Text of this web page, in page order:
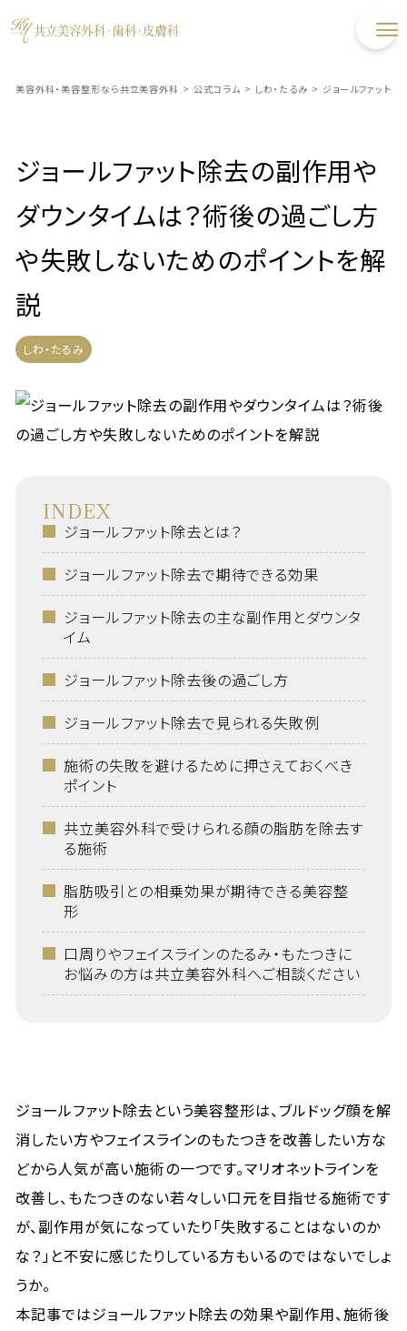
美容外科・美容整形なら共立美容外科 > 公式コラム > しわ・たるみ > ジョールファット
ジョールファット除去の副作用や
ダウンタイムは？術後の過ごし方
や失敗しないためのポイントを解
説
しわ・たるみ
INDEX
ジョールファット除去とは？
ジョールファット除去で期待できる効果
ジョールファット除去の主な副作用とダウンタ
イム
ジョールファット除去後の過ごし方
ジョールファット除去で見られる失敗例
施術の失敗を避けるために押さえておくべき
ポイント
共立美容外科で受けられる顔の脂肪を除去す
る施術
脂肪吸引との相乗効果が期待できる美容整
形
口周りやフェイスラインのたるみ・もたつきに
お悩みの方は共立美容外科へご相談ください
ジョールファット除去という美容整形は、ブルドッグ顔を解
消したい方やフェイスラインのもたつきを改善したい方な
どから人気が高い施術の一つです。マリオネットラインを
改善し、もたつきのない若々しい口元を目指せる施術です
が、副作用が気になっていたり「失敗することはないのか
な？」と不安に感じたりしている方もいるのではないでしょ
うか。
本記事ではジョールファット除去の効果や副作用、施術後